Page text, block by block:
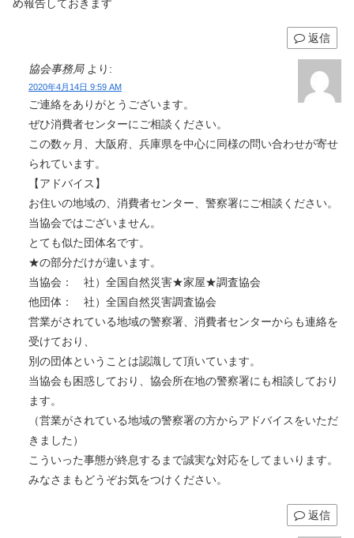
め報告しておきます
返信
協会事務局 より:
2020年4月14日 9:59 AM
ご連絡をありがとうございます。
ぜひ消費者センターにご相談ください。
この数ヶ月、大阪府、兵庫県を中心に同様の問い合わせが寄せ
られています。
【アドバイス】
お住いの地域の、消費者センター、警察署にご相談ください。
当協会ではございません。
とても似た団体名です。
★の部分だけが違います。
当協会： 社）全国自然災害★家屋★調査協会
他団体： 社）全国自然災害調査協会
営業がされている地域の警察署、消費者センターからも連絡を
受けており、
別の団体ということは認識して頂いています。
当協会も困惑しており、協会所在地の警察署にも相談しており
ます。
（営業がされている地域の警察署の方からアドバイスをいただ
きました）
こういった事態が終息するまで誠実な対応をしてまいります。
みなさまもどうぞお気をつけください。
返信